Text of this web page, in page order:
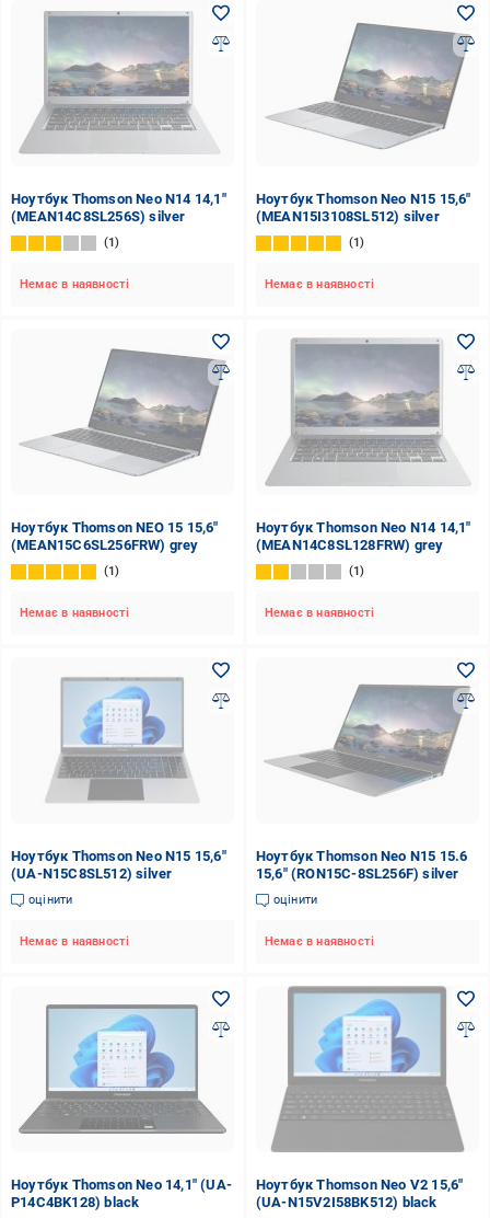
Ноутбук Thomson Neo N14 14,1"
(MEAN14C8SL256S) silver
1
Немає в наявності
Ноутбук Thomson Neo N15 15,6"
(MEAN15I3108SL512) silver
1
Немає в наявності
Ноутбук Thomson NEO 15 15,6"
(MEAN15C6SL256FRW) grey
1
Немає в наявності
Ноутбук Thomson Neo N14 14,1"
(MEAN14C8SL128FRW) grey
1
Немає в наявності
Ноутбук Thomson Neo N15 15,6"
(UA-N15C8SL512) silver
оцінити
Немає в наявності
Ноутбук Thomson Neo N15 15.6
15,6" (RON15C-8SL256F) silver
оцінити
Немає в наявності
Ноутбук Thomson Neo 14,1" (UA-
P14C4BK128) black
Ноутбук Thomson Neo V2 15,6"
(UA-N15V2I58BK512) black